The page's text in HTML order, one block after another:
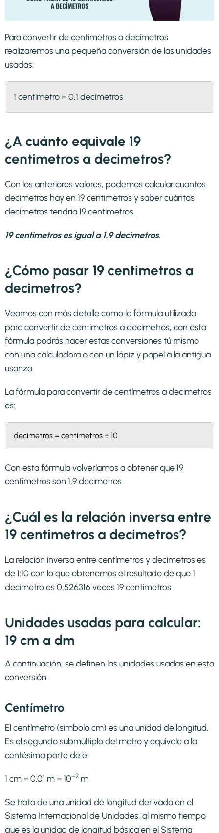
Para convertir de centimetros a decimetros
realizaremos una pequeña conversión de las unidades
usadas:
1 centimetro = 0,1 decimetros
¿A cuánto equivale 19
centimetros a decimetros?
Con los anteriores valores, podemos calcular cuantos
decimetros hay en 19 centimetros y saber cuántos
decimetros tendría 19 centimetros.
19 centimetros es igual a 1,9 decimetros.
¿Cómo pasar 19 centimetros a
decimetros?
Veamos con más detalle como la fórmula utilizada
para convertir de centimetros a decimetros, con esta
fórmula podrás hacer estas conversiones tú mismo
con una calculadora o con un lápiz y papel a la antigua
usanza.
La fórmula para convertir decentímetros a decimetros
es:
decimetros = centimetros ÷ 10
Con esta fórmula volveríamos a obtener que 19
centimetros son 1,9 decimetros
¿Cuál es la relación inversa entre
19 centimetros a decimetros?
La relación inversa entre centímetros y decimetros es
de 1:10 con lo que obtenemos el resultado de que 1
decímetro es 0,526316 veces 19 centimetros.
Unidades usadas para calcular:
19 cm a dm
A continuación, se definen las unidades usadas en esta
conversión.
Centímetro
El centímetro (símbolo cm) es una unidad de longitud.
Es el segundo submúltiplo del metro y equivale a la
centésima parte de él.
1 cm = 0.01 m = 10−2 m
Se trata de una unidad de longitud derivada en el
Sistema Internacional de Unidades, al mismo tiempo
que es la unidad de longitud básica en el Sistema